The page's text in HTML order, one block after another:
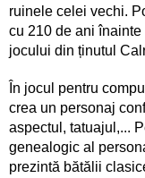
ruinele celei vechi.
cu 210 de ani
jocului din ținutul
În jocul pentru
crea un personaj
aspectul, tatuajul,...
genealogic al
prezintă bătălii